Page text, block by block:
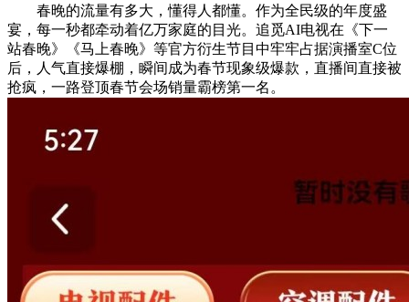
春晚的流量有多大，懂得人都懂。作为全民级的年度盛
宴，每一秒都牵动着亿万家庭的目光。追觅AI电视在《下一
站春晚》《马上春晚》等官方衍生节目中牢牢占据演播室C位
后，人气直接爆棚，瞬间成为春节现象级爆款，直播间直接被
抢疯，一路登顶春节会场销量霸榜第一名。